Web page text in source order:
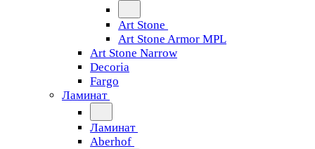
Art Stone
Art Stone Armor MPL
Art Stone Narrow
Decoria
Fargo
Ламинат
Ламинат
Aberhof